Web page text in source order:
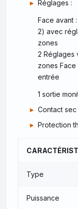
Réglages :
Face avant
2) avec
zones
2 Réglages
zones
entrée
1 sortie
Contact
Protection
Type
Puissance